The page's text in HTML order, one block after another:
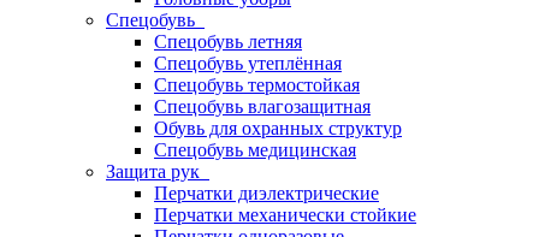
Спецобувь
Спецобувь летняя
Спецобувь утеплённая
Спецобувь термостойкая
Спецобувь влагозащитная
Обувь для охранных структур
Спецобувь медицинская
Защита рук
Перчатки диэлектрические
Перчатки механически стойкие